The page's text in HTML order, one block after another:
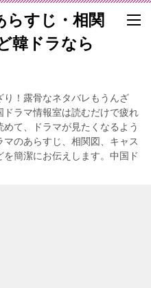
らすじ・相関
韓ドラなら
り！露骨なネタバレもうんざ
ドラマ情報室は読むだけで疲れ
て、ドラマが見たくなるよう
のあらすじ、相関図、キャス
を簡潔にお伝えします。中国ド